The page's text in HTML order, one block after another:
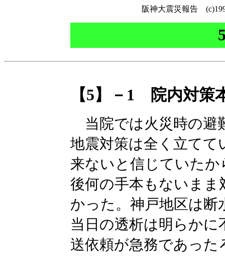
阪神大震災報告
【5】－1 院内対策
当院では火災時の避
地震対策は全く立てて
来ないと信じていた
後何の手本もないま
かった。神戸地区は
当日の透析は明らかに
送依頼が急務であった